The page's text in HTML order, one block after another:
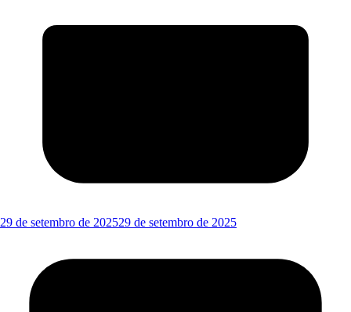
29 de setembro de 202529 de setembro de 2025